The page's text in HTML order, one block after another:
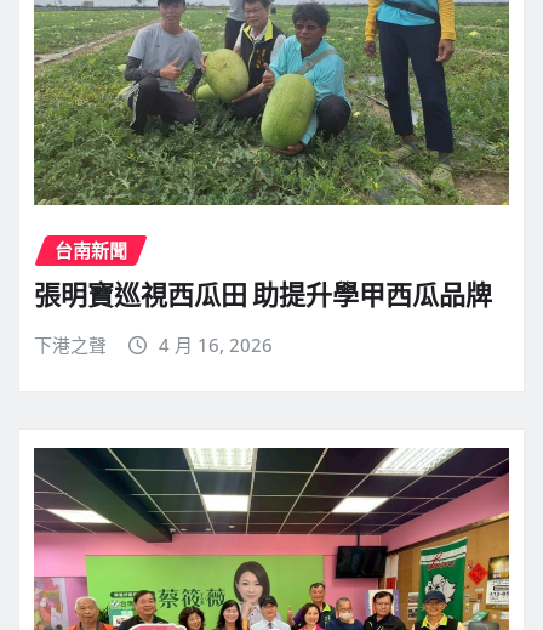
台南新聞
張明寶巡視西瓜田 助提升學甲西瓜品牌
下港之聲 4 月 16, 2026